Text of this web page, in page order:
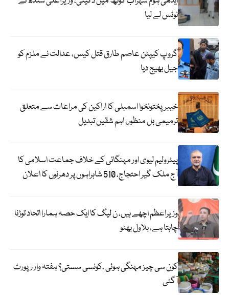
نوٹس لے لیا
گروپ کیپٹن عاصم طارق قتل کیس، عدالت نے ملزم کو
جیل بھیج دیا
خیبرپختونخوا اسمبلی کا اراکین کی مراعات سے متعلق
ترمیمی بل منظور، اہم شقیں تبدیل
پیٹرولیم لیوی اور مہنگائی کے خلاف جماعت اسلامی کا
آج ملک گیر احتجاج، 510 شاہراہوں پر دھرنوں کا اعلان
وزیراعظم اچھے ہیں، ن لیگ کا ایک حصہ ہمارا اتحاد توڑنا
چاہتا ہے، بلاول بھٹو
کون سی چیز مہنگی ہوئی ،کونسی سستی؟ ہفتہ وار رپورٹ
آگئی